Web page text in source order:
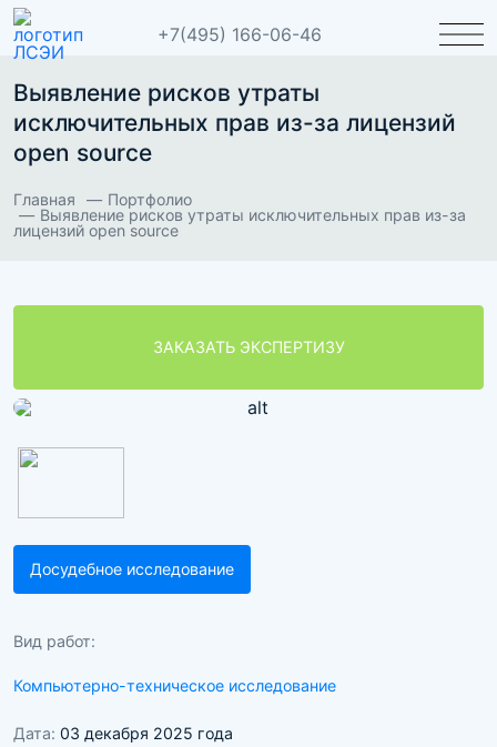
+7(495) 166-06-46
Выявление рисков утраты
исключительных прав из-за лицензий
open source
Главная
Портфолио
Выявление рисков утраты исключительных прав из-за
лицензий open source
ЗАКАЗАТЬ ЭКСПЕРТИЗУ
Досудебное исследование
Вид работ:
Компьютерно-техническое исследование
Дата: 03 декабря 2025 года